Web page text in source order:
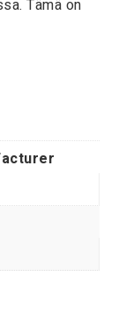
Tämä on